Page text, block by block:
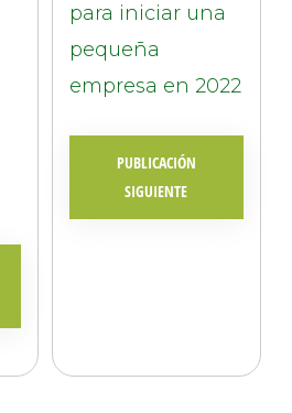
para iniciar una
pequeña
empresa en 2022
PUBLICACIÓN
SIGUIENTE